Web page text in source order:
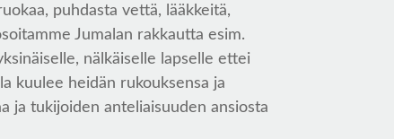
puhdasta vettä, lääkkeitä,
Jumalan rakkautta esim.
nälkäiselle lapselle ettei
kuulee heidän rukouksensa ja
ja tukijoiden anteliaisuuden ansiosta